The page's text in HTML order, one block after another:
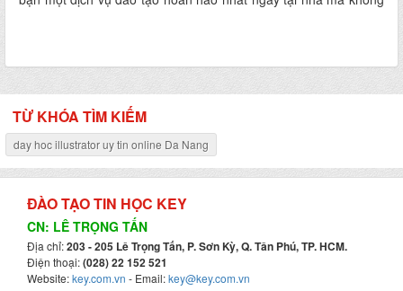
TỪ KHÓA TÌM KIẾM
day hoc illustrator uy tin online Da Nang
ĐÀO TẠO TIN HỌC KEY
CN: LÊ TRỌNG TẤN
Địa chỉ:203 - 205 Lê Trọng Tấn, P. Sơn Kỳ, Q. Tân Phú, TP. HCM.
Điện thoại:(028) 22 152 521
Website:key.com.vn - Email:key@key.com.vn